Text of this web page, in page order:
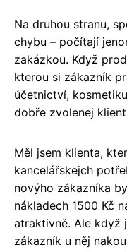
Na druhou stranu,
chybu – počítají
zakázkou. Když
kterou si zákazník
účetnictví,
dobře zvolenej
Měl jsem klienta,
kancelářskejch
novýho zákazníka
nákladech 1500 Kč
atraktivně. Ale když
zákazník u něj